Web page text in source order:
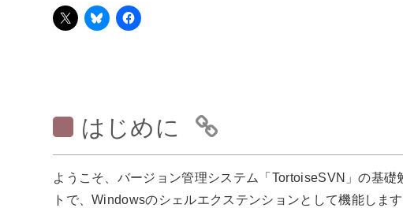
はじめに
ようこそ、バージョン管理システム「TortoiseSVN」の基
トで、Windowsのシェルエクステンションとして機能しま